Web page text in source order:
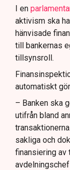
I en
aktivism ska
hänvisade
till bankernas
tillsynsroll.
automatiskt
– Banken ska
utifrån bland
sakliga och
finansiering av